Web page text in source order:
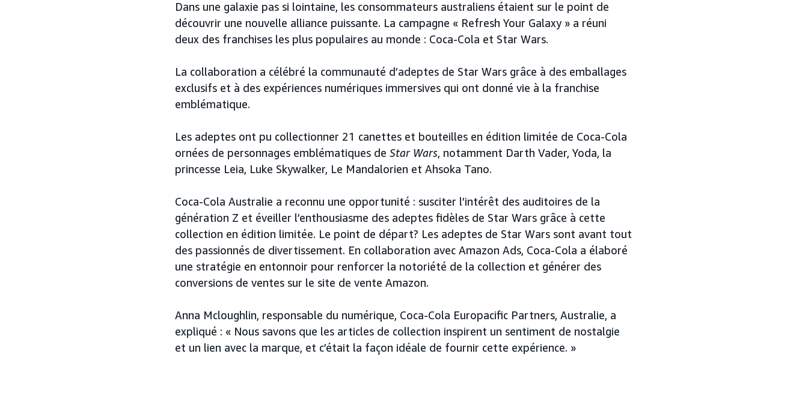
Dans une galaxie pas si lointaine, les consommateurs australiens étaient sur le point de
découvrir une nouvelle alliance puissante. La campagne « Refresh Your Galaxy » a réuni
deux des franchises les plus populaires au monde : Coca-Cola et Star Wars.
La collaboration a célébré la communauté d’adeptes de Star Wars grâce à des emballages
exclusifs et à des expériences numériques immersives qui ont donné vie à la franchise
emblématique.
Les adeptes ont pu collectionner 21 canettes et bouteilles en édition limitée de Coca-Cola
ornées de personnages emblématiques de Star Wars, notamment Darth Vader, Yoda, la
princesse Leia, Luke Skywalker, Le Mandalorien et Ahsoka Tano.
Coca-Cola Australie a reconnu une opportunité : susciter l’intérêt des auditoires de la
génération Z et éveiller l’enthousiasme des adeptes fidèles de Star Wars grâce à cette
collection en édition limitée. Le point de départ? Les adeptes de Star Wars sont avant tout
des passionnés de divertissement. En collaboration avec Amazon Ads, Coca-Cola a élaboré
une stratégie en entonnoir pour renforcer la notoriété de la collection et générer des
conversions de ventes sur le site de vente Amazon.
Anna Mcloughlin, responsable du numérique, Coca-Cola Europacific Partners, Australie, a
expliqué : « Nous savons que les articles de collection inspirent un sentiment de nostalgie
et un lien avec la marque, et c’était la façon idéale de fournir cette expérience. »